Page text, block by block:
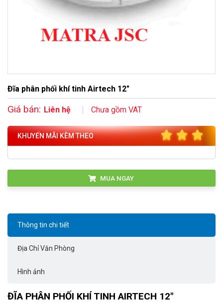
Đĩa phân phối khí tinh Airtech 12″
Giá bán: Liên hệ Chưa gồm VAT
KHUYẾN MÃI KÈM THEO
MUA NGAY
Thông tin chi tiết
Địa Chỉ Văn Phòng
Hình ảnh
ĐĨA PHÂN PHỐI KHÍ TINH AIRTECH 12″